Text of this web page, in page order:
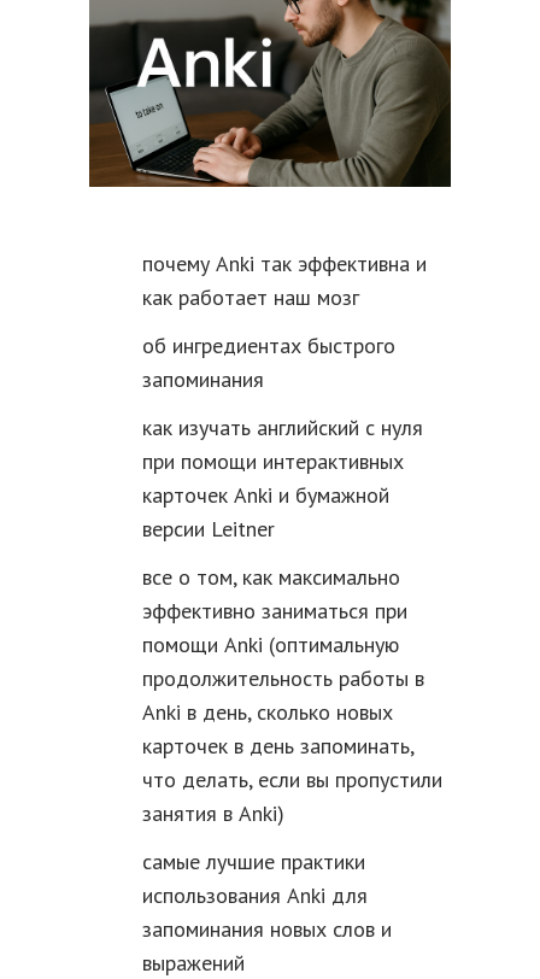
почему Anki так эффективна и
как работает наш мозг
об ингредиентах быстрого
запоминания
как изучать английский с нуля
при помощи интерактивных
карточек Anki и бумажной
версии Leitner
все о том, как максимально
эффективно заниматься при
помощи Anki (оптимальную
продолжительность работы в
Anki в день, сколько новых
карточек в день запоминать,
что делать, если вы пропустили
занятия в Anki)
самые лучшие практики
использования Anki для
запоминания новых слов и
выражений